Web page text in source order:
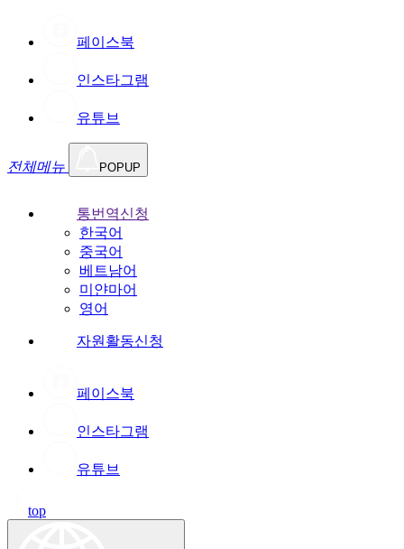
페이스북
인스타그램
유튜브
전체메뉴 POPUP
통번역신청
한국어
중국어
베트남어
미얀마어
영어
자원활동신청
페이스북
인스타그램
유튜브
top